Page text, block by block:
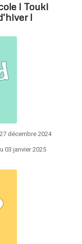
! Touki
!
décembre 2024
03 janvier 2025